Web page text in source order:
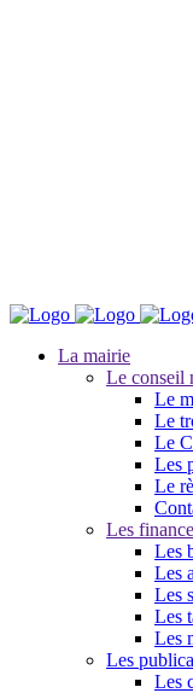
La mairie
Le conseil
Le
Le
Le
Les
Le
Les
Les
Les
Les
Les
Les
Les
Les